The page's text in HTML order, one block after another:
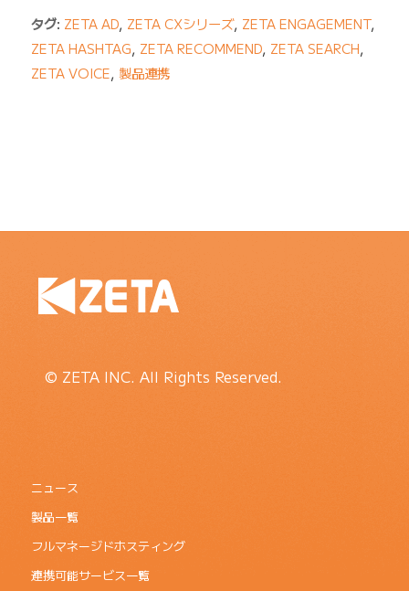
タグ: ZETA AD, ZETA CXシリーズ, ZETA ENGAGEMENT,
ZETA HASHTAG, ZETA RECOMMEND, ZETA SEARCH,
ZETA VOICE, 製品連携
© ZETA INC. All Rights Reserved.
ニュース
製品一覧
フルマネージドホスティング
連携可能サービス一覧